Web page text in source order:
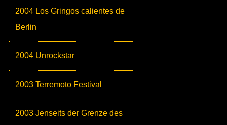
2004 Los Gringos calientes de
Berlin
2004 Unrockstar
2003 Terremoto Festival
2003 Jenseits der Grenze des